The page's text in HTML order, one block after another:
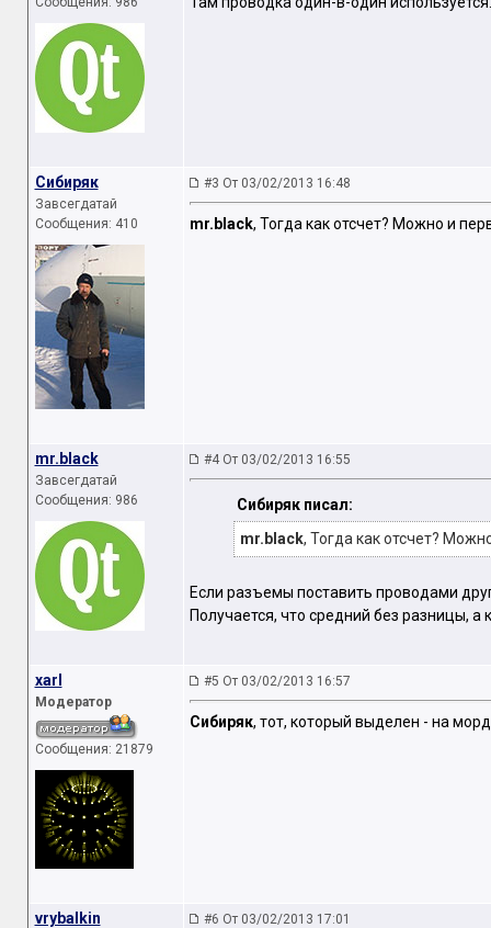
Сибиряк
Завсегдатай
Сообщения: 410
#3 От 03/02/2013 16:48
mr.black, Тогда как отсчет? Можно и
mr.black
Завсегдатай
Сообщения: 986
#4 От 03/02/2013 16:55
Сибиряк писал:
mr.black, Тогда как отсчет?
Если разъемы поставить проводами
Получается, что средний без разницы,
xarl
Модератор
Сообщения: 21879
#5 От 03/02/2013 16:57
Сибиряк, тот, который выделен - на
vrybalkin #6 От 03/02/2013 17:01